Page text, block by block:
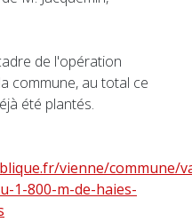
de l'opération
commune, au total ce
été plantés.
vienne/commune/
1-800-m-de-haies-